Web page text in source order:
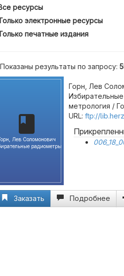
ресурсы
электронные ресурсы
печатные издания
Показаны результаты по запросу:
Лев Соломонович
радиометры
Горн, Лев
метрология /
URL: ftp://
Заказать Подробнее